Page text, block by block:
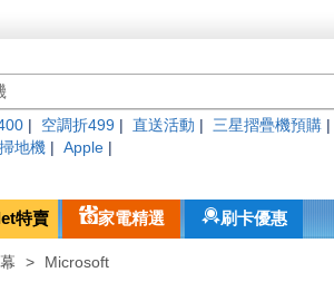
空調折499 直送活動 三星摺疊機預購
掃地機 Apple
特賣 家電精選 刷卡優惠
> Microsoft